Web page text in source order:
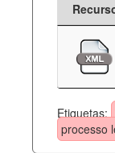
Etiquetas:
processo